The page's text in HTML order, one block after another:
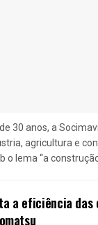
30 anos, a
agricultura e
o lema “a
a eficiência das